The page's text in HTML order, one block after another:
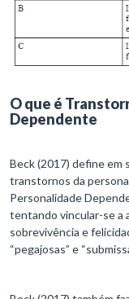
O que é
Dependente
Beck (2017) define em
transtornos da
Personalidade
tentando vincular-se a
sobrevivência e
“pegajosas” e